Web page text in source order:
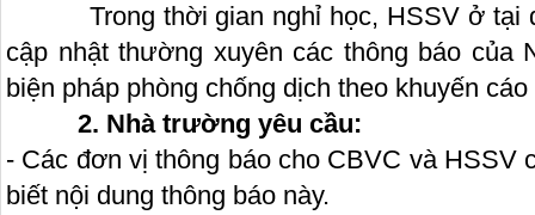
Trong thời gian nghỉ học, HSSV ở tại
cập nhật thường xuyên các thông báo của
biện pháp phòng chống dịch theo khuyến
2. Nhà trường yêu cầu:
- Các đơn vị thông báo cho CBVC và HSSV
biết nội dung thông báo này.